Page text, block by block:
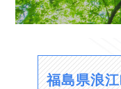
福島県浪